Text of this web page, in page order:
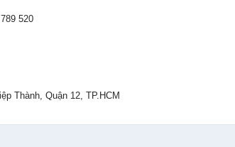
520
Thành, Quận 12, TP.HCM